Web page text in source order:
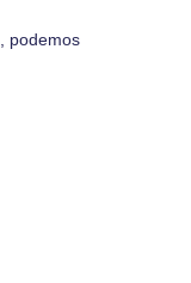
, podemos